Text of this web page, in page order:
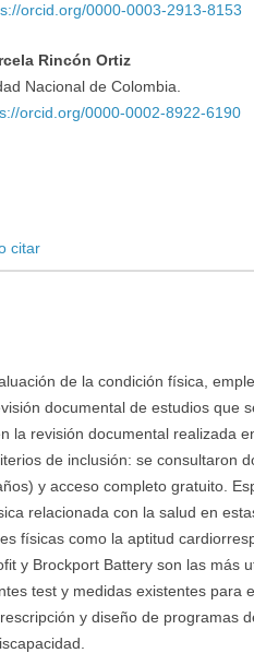
orcid.org/0000-0003-2913-8153
Rincón Ortiz
Nacional de Colombia.
orcid.org/0000-0002-8922-6190
citar
de la condición física,
documental de estudios que
la revisión documental realizada
de inclusión: se consultaron
y acceso completo gratuito.
relacionada con la salud en
físicas como la aptitud
y Brockport Battery son las más
test y medidas existentes para
y diseño de programas